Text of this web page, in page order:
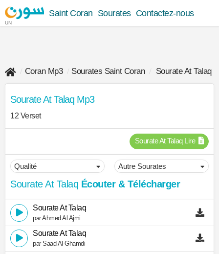
UN
Saint Coran Sourates Contactez-nous
Coran Mp3 Sourates Saint Coran Sourate At Talaq
Sourate At Talaq Mp3
12 Verset
Sourate At Talaq Lire
Sourate At Talaq Écouter & Télécharger
Sourate At Talaq
par Ahmed Al Ajmi
Sourate At Talaq
par Saad Al-Ghamdi